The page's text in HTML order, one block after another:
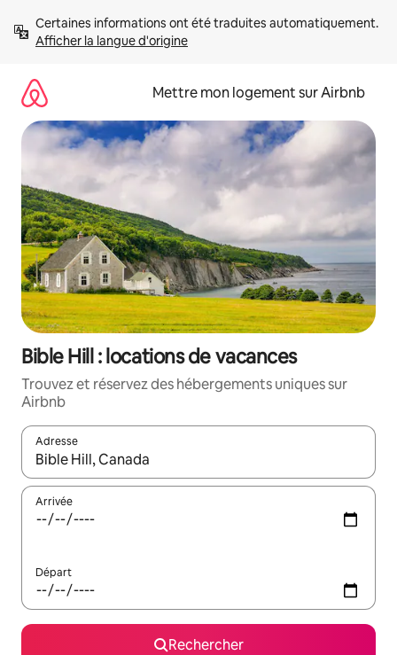
directement
Afficher la langue d'origine
Mettre mon logement sur Airbnb
Bible Hill : locations de vacances
Trouvez et réservez des hébergements uniques sur
Airbnb
Adresse
Lorsque les résultats s'affichent, utilisez les flèches vers le
Arrivée
Départ
Rechercher